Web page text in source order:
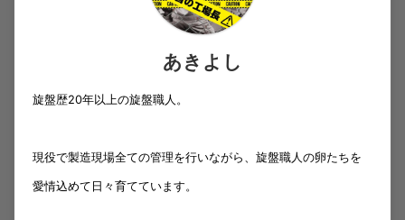
あきよし
旋盤歴20年以上の旋盤職人。
現役で製造現場全ての管理を行いながら、旋盤職人の卵たちを
愛情込めて日々育てています。